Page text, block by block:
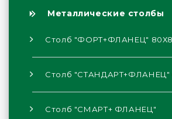
Металлические столбы
Столб "ФОРТ+ФЛАНЕЦ"
Столб "СТАНДАРТ+ФЛАНЕЦ"
Столб "СМАРТ+ ФЛАНЕЦ"